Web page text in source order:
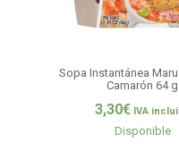
Sopa Instantánea
Camarón 64 g
3,30€ IVA
Disponible